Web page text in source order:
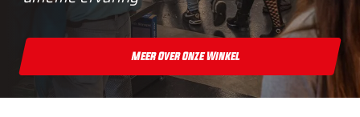
Meer Over Onze Winkel